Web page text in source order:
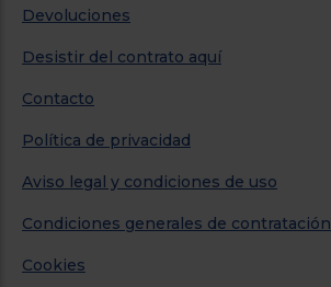
Devoluciones
Desistir del contrato aquí
Contacto
Política de privacidad
Aviso legal y condiciones de uso
Condiciones generales de contratación
Cookies